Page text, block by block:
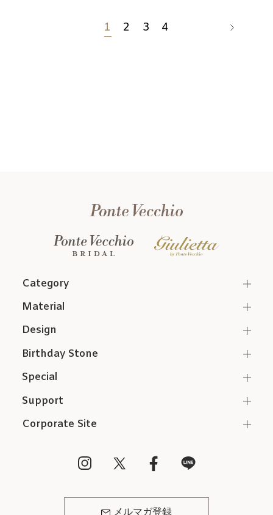
1 2 3 4
Category
Support
Corporate Site
メルマガ登録
Material
Design
Birthday Stone
Special